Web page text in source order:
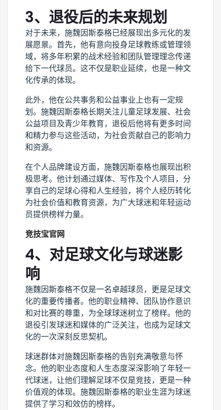
3、退役后的未来规划
对于未来，施魏因斯泰格已经展现出多元化的发
展愿景。首先，他有意向投身足球教练或管理领
域，将多年积累的战术经验和团队管理理念传递
给下一代球员。这不仅是职业延续，也是一种文
化传承的体现。
此外，他在公共事务和公益事业上也有一定规
划。施魏因斯泰格长期关注儿童足球发展、社会
公益项目及青少年教育，退役后他将有更多时间
和精力参与这些活动，为社会贡献自己的影响力
和资源。
在个人品牌建设方面，施魏因斯泰格也展现出积
极思考。他计划通过媒体、写作及个人项目，分
享自己的足球心得和人生经验，将个人经历转化
为社会价值和教育资源，为广大球迷和年轻运动
员提供榜样力量。
竞技宝官网
4、对足球文化与球迷影
响
施魏因斯泰格不仅是一名卓越球员，更是足球文
化的重要传播者。他的职业精神、团队协作意识
和对比赛的尊重，为全球球迷树立了榜样。他的
退役引发球迷和媒体的广泛关注，也成为足球文
化的一次深刻反思契机。
球迷群体对施魏因斯泰格的告别充满敬意与怀
念。他的职业态度和人生态度深深影响了年轻一
代球迷，让他们理解足球不仅是竞技，更是一种
价值观的体现。施魏因斯泰格的职业生涯为球迷
提供了学习和效仿的榜样。